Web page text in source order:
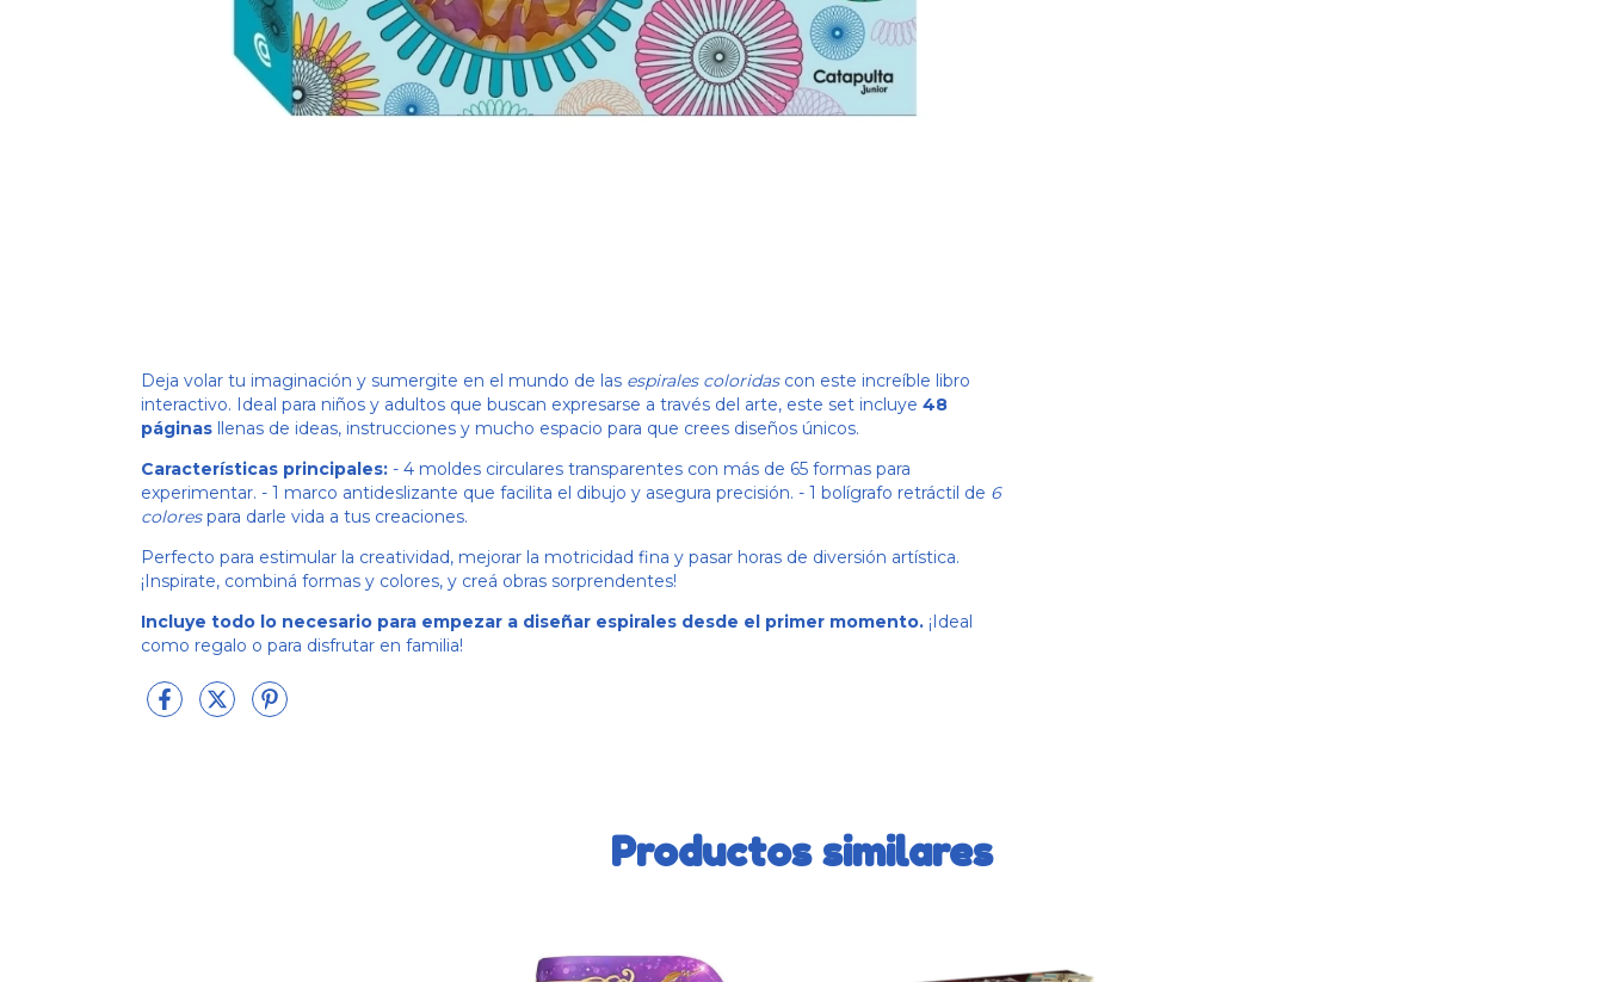
Deja volar tu imaginación y sumergite en el mundo de las espirales coloridascon este increíble libro
interactivo. Ideal para niños y adultos que buscan expresarse a través del arte, este set incluye 48
páginas llenas de ideas, instrucciones y mucho espacio para que crees diseños únicos.
Características principales: - 4 moldes circulares transparentes con más de 65 formas para
experimentar. - 1 marco antideslizante que facilita el dibujo y asegura precisión. - 1 bolígrafo retráctil de 6
colorespara darle vida a tus creaciones.
Perfecto para estimular la creatividad, mejorar la motricidad fina y pasar horas de diversión artística.
¡Inspirate, combiná formas y colores, y creá obras sorprendentes!
Incluye todo lo necesario para empezar a diseñar espirales desde el primer momento. ¡Ideal
como regalo o para disfrutar en familia!
Productos similares